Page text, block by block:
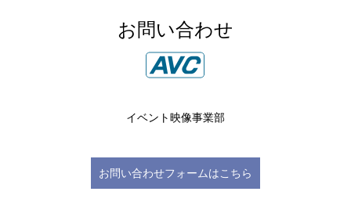
お問い合わせ
イベント映像事業部
お問い合わせフォームはこちら